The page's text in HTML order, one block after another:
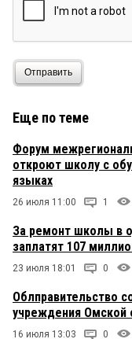
Отправить
Еще по теме
Форум
откроют школу с
языках
26 июля 11:00 1
За ремонт школы в
заплатят 107
23 июля 18:01 0
Облправительство
учреждения Омской
16 июля 13:03 0